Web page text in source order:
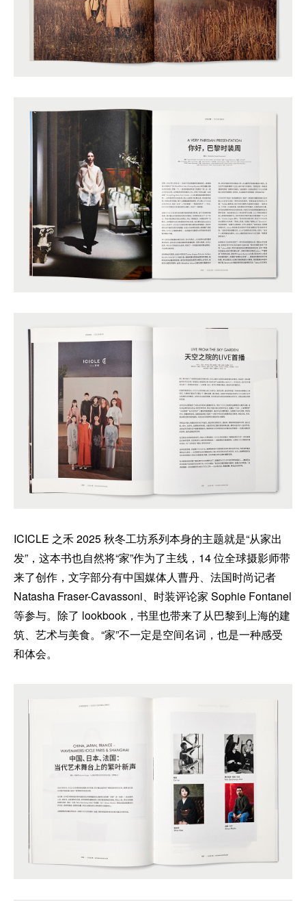
ICICLE 之禾 2025 秋冬工坊系列本身的主题就是“从家出
发”，这本书也自然将“家”作为了主线，14 位全球摄影师带
来了创作，文字部分有中国媒体人曹丹、法国时尚记者
Natasha Fraser-Cavassoni、时装评论家 Sophie Fontanel
等参与。除了 lookbook，书里也带来了从巴黎到上海的建
筑、艺术与美食。“家”不一定是空间名词，也是一种感受
和体会。